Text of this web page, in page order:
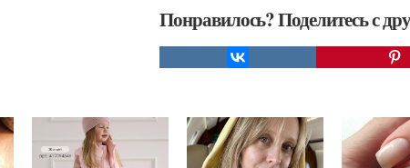
Понравилось? Поделитесь с